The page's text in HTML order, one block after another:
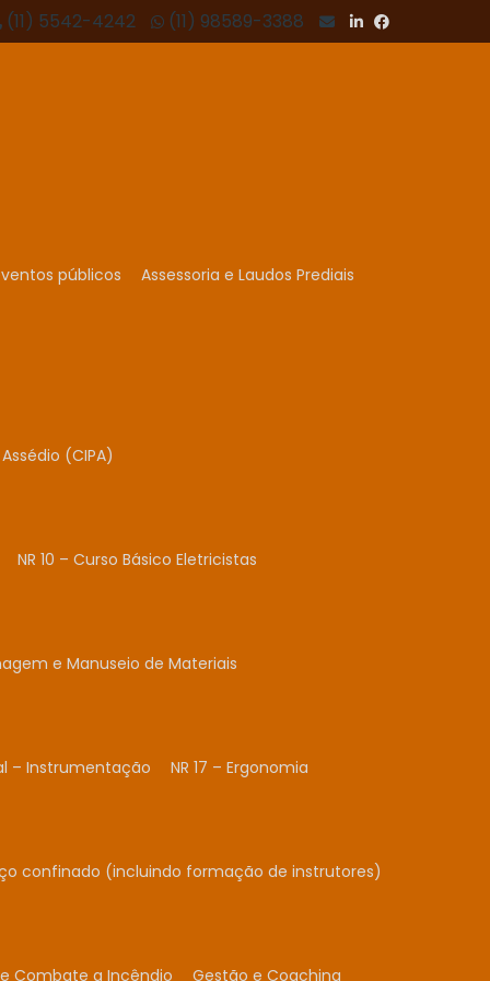
(11) 5542-4242 (11) 98589-3388
públicos Assessoria e Laudos Prediais
(CIPA)
NR 10 – Curso Básico Eletricistas
e Manuseio de Materiais
– Instrumentação NR 17 – Ergonomia
confinado (incluindo formação de instrutores)
Combate a Incêndio Gestão e Coaching